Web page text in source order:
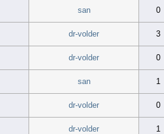
san 0
dr-volder 3
dr-volder 0
san 1
dr-volder 0
dr-volder 1